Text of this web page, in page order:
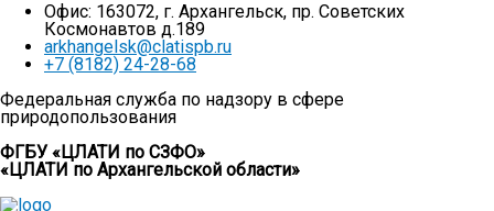
Офис: 163072, г. Архангельск, пр. Советских
Космонавтов д.189
arkhangelsk@clatispb.ru
+7 (8182) 24-28-68
Федеральная служба по надзору в сфере
природопользования
ФГБУ «ЦЛАТИ по СЗФО»
«ЦЛАТИ по Архангельской области»